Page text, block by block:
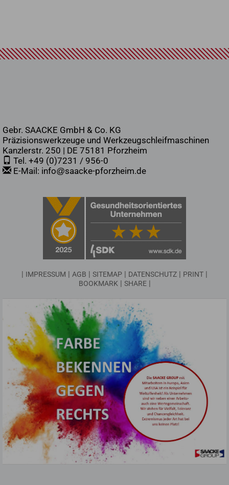
Gebr. SAACKE GmbH & Co. KG
Präzisionswerkzeuge und Werkzeugschleifmaschinen
Kanzlerstr. 250 | DE 75181 Pforzheim
Tel. +49 (0)7231 / 956-0
E-Mail: info@saacke-pforzheim.de
| IMPRESSUM | AGB | SITEMAP | DATENSCHUTZ | PRINT |
BOOKMARK| SHARE|